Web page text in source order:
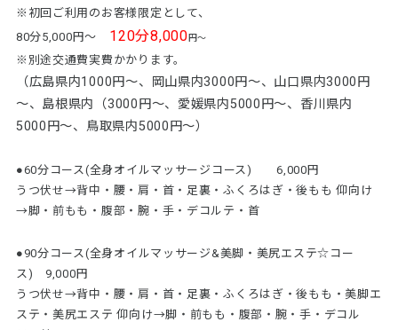
※初回ご利用のお客様限定として、
80分5,000円～
120分8,000円～
※別途交通費実費かかります。
（広島県内1000円～、岡山県内3000円～、山口県内3000円
～、島根県内（3000円～、愛媛県内5000円～、香川県内
5000円～、鳥取県内5000円～）
●60分コース(全身オイルマッサージコース) 6,000円
うつ伏せ→背中・腰・肩・首・足裏・ふくろはぎ・後もも 仰向け
→脚・前もも・腹部・腕・手・デコルテ・首
●90分コース(全身オイルマッサージ&美脚・美尻エステ☆コー
ス) 9,000円
うつ伏せ→背中・腰・肩・首・足裏・ふくろはぎ・後もも・美脚エ
ステ・美尻エステ 仰向け→脚・前もも・腹部・腕・手・デコル